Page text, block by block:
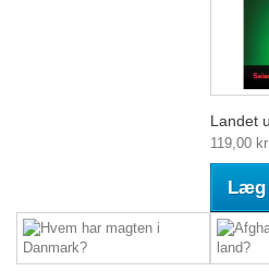
Landet
119,00 kr
Læg